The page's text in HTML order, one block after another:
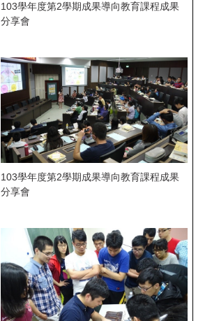
103學年度第2學期成果導向教育課程成果
分享會
103學年度第2學期成果導向教育課程成果
分享會